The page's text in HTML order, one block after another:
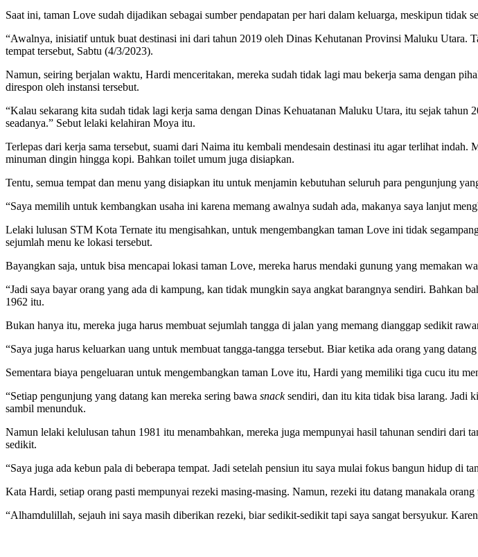
Saat ini, taman Love sudah dijadikan sebagai sumber pendapatan per hari dalam keluarga, meskipun tidak
“Awalnya, inisiatif untuk buat destinasi ini dari tahun 2019 oleh Dinas Kehutanan Provinsi Maluku Utara.
tempat tersebut, Sabtu (4/3/2023).
Namun, seiring berjalan waktu, Hardi menceritakan, mereka sudah tidak lagi mau bekerja sama dengan
direspon oleh instansi tersebut.
“Kalau sekarang kita sudah tidak lagi kerja sama dengan Dinas Kehuatanan Maluku Utara, itu sejak
seadanya.” Sebut lelaki kelahiran Moya itu.
Terlepas dari kerja sama tersebut, suami dari Naima itu kembali mendesain destinasi itu agar terlihat
minuman dingin hingga kopi. Bahkan toilet umum juga disiapkan.
Tentu, semua tempat dan menu yang disiapkan itu untuk menjamin kebutuhan seluruh para pengunjung
“Saya memilih untuk kembangkan usaha ini karena memang awalnya sudah ada, makanya saya lanjut
Lelaki lulusan STM Kota Ternate itu mengisahkan, untuk mengembangkan taman Love ini tidak
sejumlah menu ke lokasi tersebut.
Bayangkan saja, untuk bisa mencapai lokasi taman Love, mereka harus mendaki gunung yang memakan
“Jadi saya bayar orang yang ada di kampung, kan tidak mungkin saya angkat barangnya sendiri. Bahkan
1962 itu.
Bukan hanya itu, mereka juga harus membuat sejumlah tangga di jalan yang memang dianggap sedikit
“Saya juga harus keluarkan uang untuk membuat tangga-tangga tersebut. Biar ketika ada orang yang
Sementara biaya pengeluaran untuk mengembangkan taman Love itu, Hardi yang memiliki tiga cucu itu
“Setiap pengunjung yang datang kan mereka sering bawa snacksendiri, dan itu kita tidak bisa larang. Jadi
sambil menunduk.
Namun lelaki kelulusan tahun 1981 itu menambahkan, mereka juga mempunyai hasil tahunan sendiri
sedikit.
“Saya juga ada kebun pala di beberapa tempat. Jadi setelah pensiun itu saya mulai fokus bangun hidup di
Kata Hardi, setiap orang pasti mempunyai rezeki masing-masing. Namun, rezeki itu datang manakala
“Alhamdulillah, sejauh ini saya masih diberikan rezeki, biar sedikit-sedikit tapi saya sangat bersyukur.